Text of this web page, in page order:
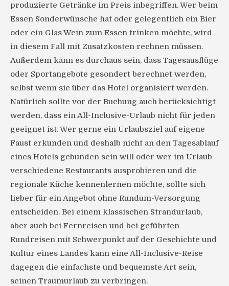
produzierte Getränke im Preis inbegriffen. Wer beim
Essen Sonderwünsche hat oder gelegentlich ein Bier
oder ein Glas Wein zum Essen trinken möchte, wird
in diesem Fall mit Zusatzkosten rechnen müssen.
Außerdem kann es durchaus sein, dass Tagesausflüge
oder Sportangebote gesondert berechnet werden,
selbst wenn sie über das Hotel organisiert werden.
Natürlich sollte vor der Buchung auch berücksichtigt
werden, dass ein All-Inclusive-Urlaub nicht für jeden
geeignet ist. Wer gerne ein Urlaubsziel auf eigene
Faust erkunden und deshalb nicht an den Tagesablauf
eines Hotels gebunden sein will oder wer im Urlaub
verschiedene Restaurants ausprobieren und die
regionale Küche kennenlernen möchte, sollte sich
lieber für ein Angebot ohne Rundum-Versorgung
entscheiden. Bei einem klassischen Strandurlaub,
aber auch bei Fernreisen und bei geführten
Rundreisen mit Schwerpunkt auf der Geschichte und
Kultur eines Landes kann eine All-Inclusive-Reise
dagegen die einfachste und bequemste Art sein,
seinen Traumurlaub zu verbringen.